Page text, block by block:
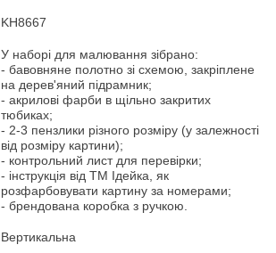
KH8667
У наборі для малювання зібрано:
- бавовняне полотно зі схемою, закріплене
на дерев'яний підрамник;
- акрилові фарби в щільно закритих
тюбиках;
- 2-3 пензлики різного розміру (у залежності
від розміру картини);
- контрольний лист для перевірки;
- інструкція від ТМ Ідейка, як
розфарбовувати картину за номерами;
- брендована коробка з ручкою.
Вертикальна